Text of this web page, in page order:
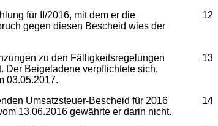
12
für II/2016, mit dem er die
gegen diesen Bescheid wies der
13
zu den Fälligkeitsregelungen
Der Beigeladene verpflichtete sich,
03.05.2017.
14
Umsatzsteuer-Bescheid für 2016
13.06.2016 gewährte er darin nicht.